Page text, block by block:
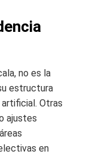
no es la
estructura
Otras
ajustes
en